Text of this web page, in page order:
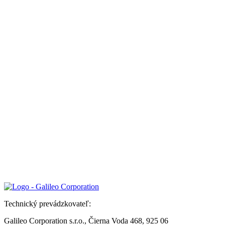
Technický prevádzkovateľ:
Galileo Corporation s.r.o., Čierna Voda 468, 925 06